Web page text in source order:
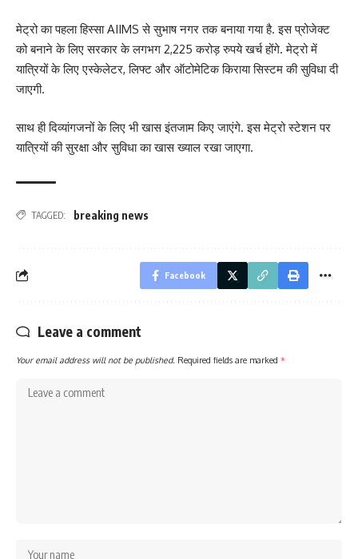
मेट्रो का पहला हिस्सा AIIMS से सुभाष नगर तक बनाया गया है. इस प्रोजेक्ट
को बनाने के लिए सरकार के लगभग 2,225 करोड़ रुपये खर्च होंगे. मेट्रो में
यात्रियों के लिए एस्केलेटर, लिफ्ट और ऑटोमेटिक किराया सिस्टम की सुविधा दी
जाएगी.
साथ ही दिव्यांगजनों के लिए भी खास इंतजाम किए जाएंगे. इस मेट्रो स्टेशन पर
यात्रियों की सुरक्षा और सुविधा का खास ख्याल रखा जाएगा.
TAGGED: breaking news
Facebook
Leave a comment
Your email address will not be published. Required fields are marked *